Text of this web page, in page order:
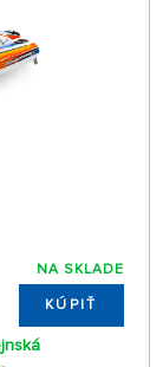
NA SKLADE
KÚPIŤ